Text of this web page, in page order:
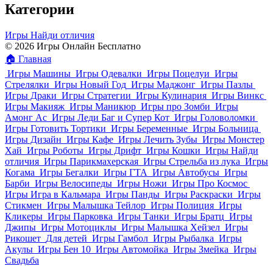
Категории
Игры Найди отличия
© 2026 Игры Онлайн Бесплатно
🏠 Главная
Игры Машины Игры Одевалки Игры Поцелуи Игры
Стрелялки Игры Новый Год Игры Маджонг Игры Пазлы
Игры Драки Игры Стратегии Игры Кулинария Игры Винкс
Игры Макияж Игры Маникюр Игры про Зомби Игры
Амонг Ас Игры Леди Баг и Супер Кот Игры Головоломки
Игры Готовить Тортики Игры Беременные Игры Больница
Игры Дизайн Игры Кафе Игры Лечить Зубы Игры Монстер
Хай Игры Роботы Игры Дрифт Игры Кошки Игры Найди
отличия Игры Парикмахерская Игры Стрельба из лука Игры
Когама Игры Бегалки Игры ГТА Игры Автобусы Игры
Барби Игры Велосипеды Игры Ножи Игры Про Космос
Игры Игра в Кальмара Игры Панды Игры Раскраски Игры
Стикмен Игры Малышка Тейлор Игры Полиция Игры
Кликеры Игры Парковка Игры Танки Игры Братц Игры
Джипы Игры Мотоциклы Игры Малышка Хейзел Игры
Рикошет Для детей Игры Гамбол Игры Рыбалка Игры
Акулы Игры Бен 10 Игры Автомойка Игры Змейка Игры
Свадьба